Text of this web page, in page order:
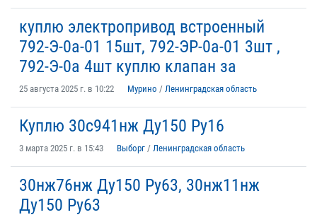
куплю электропривод встроенный
792-Э-0а-01 15шт, 792-ЭР-0а-01 3шт ,
792-Э-0а 4шт куплю клапан за
25 августа 2025 г. в 10:22 Мурино / Ленинградская область
Куплю 30с941нж Ду150 Ру16
3 марта 2025 г. в 15:43 Выборг / Ленинградская область
30нж76нж Ду150 Ру63, 30нж11нж
Ду150 Ру63